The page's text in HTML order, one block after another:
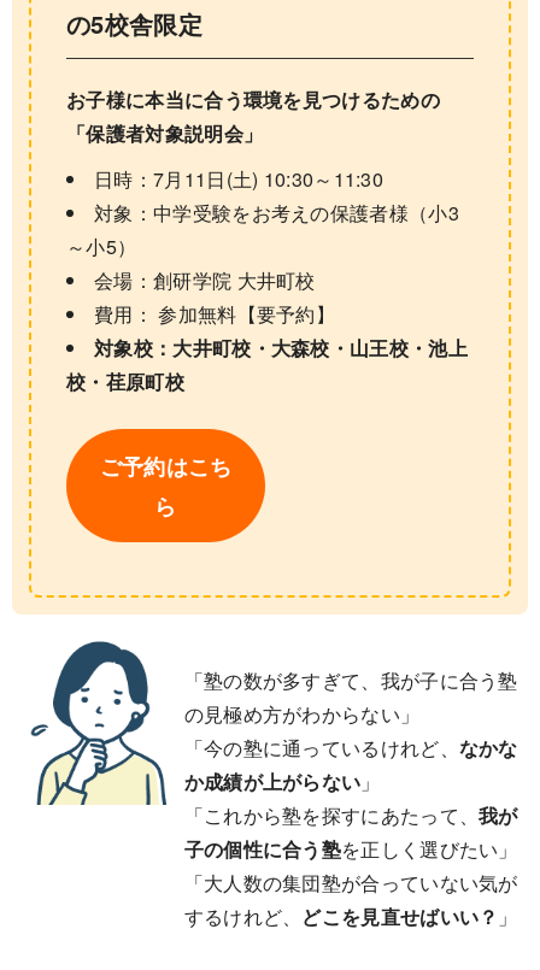
の5校舎限定
お子様に本当に合う環境を見つけるための
「保護者対象説明会」
日時：7月11日(土) 10:30～11:30
対象：中学受験をお考えの保護者様（小3
～小5）
会場：創研学院 大井町校
費用： 参加無料【要予約】
対象校：大井町校・大森校・山王校・池上
校・荏原町校
ご予約はこち
ら
「塾の数が多すぎて、我が子に合う塾
の見極め方がわからない」
「今の塾に通っているけれど、 なかな
か成績が上がらない 」
「これから塾を探すにあたって、我が
子の個性に合う塾を正しく選びたい」
「大人数の集団塾が合っていない気が
するけれど、 どこを見直せばいい？ 」